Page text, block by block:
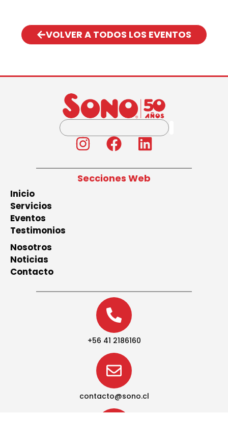
VOLVER A TODOS LOS EVENTOS
Secciones Web
Inicio
Servicios
Eventos
Testimonios
Nosotros
Noticias
Contacto
+56 41 2186160
contacto@sono.cl